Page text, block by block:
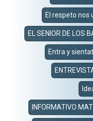
El respeto nos
EL SENIOR DE LOS
Entra y
INFORMATIVO